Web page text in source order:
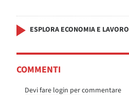
ESPLORA ECONOMIA E LAVORO
COMMENTI
Devi fare login per commentare